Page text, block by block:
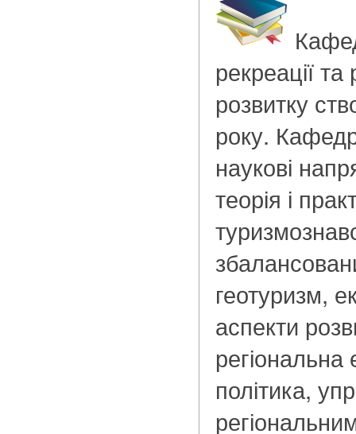
рекреації та
розвитку
року.
наукові
теорія і
геотуризм,
аспекти
регіональна
політика,